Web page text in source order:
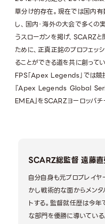
草分け的存在。現在では国内
し、国内・​海外の大会で多くの
うスローガンを掲げ、SCARZ
ために、​正真正銘のプロフェッ
ることができる道を共に創って
FPS「Apex Legends」では競
『Apex Legends Global
EMEA』をSCARZヨーロッパチ
SCARZ総監督 遠藤
自分自身も元プロプレイ
かし戦術的な面からメン
トする。監督就任歴は今年
な部門を優勝に導いている